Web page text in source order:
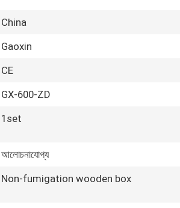
China
Gaoxin
CE
GX-600-ZD
1set
আলোচনাযোগ্য
Non-fumigation wooden box